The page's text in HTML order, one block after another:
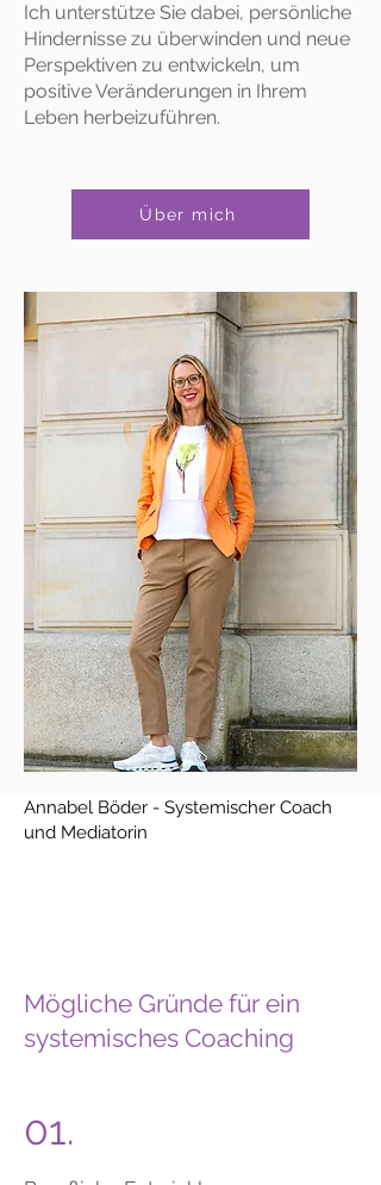
Ich unterstütze Sie dabei, persönliche
Hindernisse zu überwinden und neue
Perspektiven zu entwickeln, um
positive Veränderungen in Ihrem
Leben herbeizuführen.
Über mich
Annabel Böder - Systemischer Coach
und Mediatorin
Mögliche Gründe für ein
systemisches Coaching
01.